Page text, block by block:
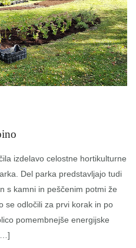
izdelavo celostne hortikulturne
Del parka predstavljajo tudi
s kamni in peščenim potmi že
se odločili za prvi korak in po
pomembnejše energijske